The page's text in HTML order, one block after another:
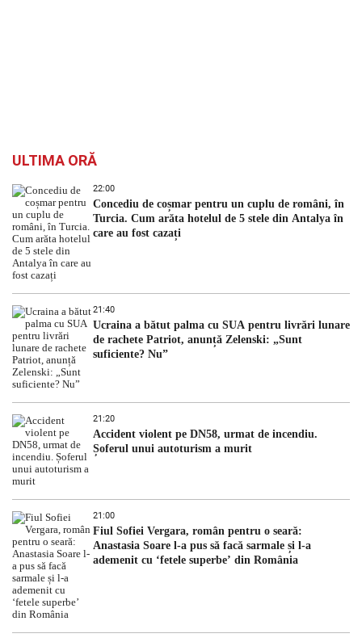
ULTIMA ORĂ
22:00
Concediu de coșmar pentru un cuplu de români, în
Turcia. Cum arăta hotelul de 5 stele din Antalya în
care au fost cazați
21:40
Ucraina a bătut palma cu SUA pentru livrări lunare
de rachete Patriot, anunță Zelenski: „Sunt
suficiente? Nu”
21:20
Accident violent pe DN58, urmat de incendiu.
Șoferul unui autoturism a murit
21:00
Fiul Sofiei Vergara, român pentru o seară:
Anastasia Soare l-a pus să facă sarmale și l-a
ademenit cu ‘fetele superbe’ din România